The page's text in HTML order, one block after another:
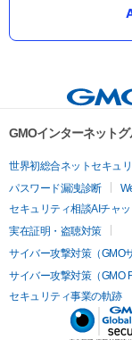
GMOインターネット
世界初総合ネットセキュ
パスワード漏洩診断
セキュリティ相談AIチャッ
実在証明・盗聴対策
サイバー攻撃対策（GMO
サイバー攻撃対策（GMO
セキュリティ事業の軌跡